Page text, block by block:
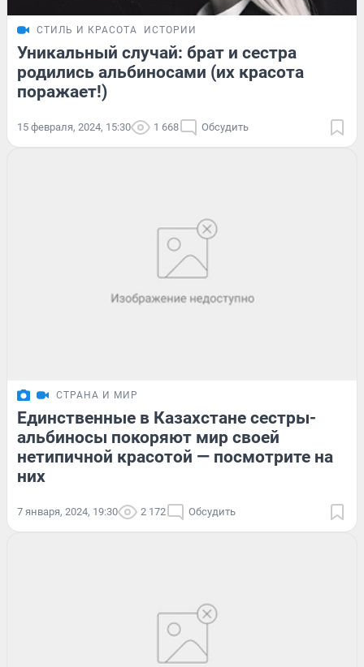
СТИЛЬ И КРАСОТА ИСТОРИИ
Уникальный случай: брат и сестра
родились альбиносами (их красота
поражает!)
15 февраля, 2024, 15:30 1 668 Обсудить
СТРАНА И МИР
Единственные в Казахстане сестры-
альбиносы покоряют мир своей
нетипичной красотой — посмотрите на
них
7 января, 2024, 19:30 2 172 Обсудить